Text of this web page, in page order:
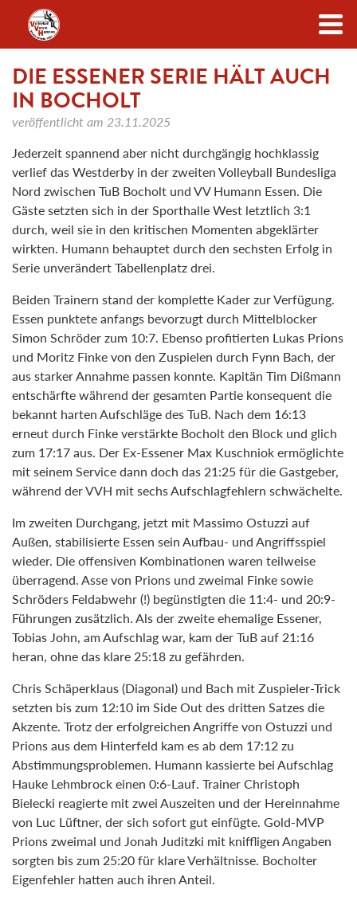
Zum Inhalt
DIE ESSENER SERIE HÄLT AUCH
IN BOCHOLT
veröffentlicht am 23.11.2025
Jederzeit spannend aber nicht durchgängig hochklassig
verlief das Westderby in der zweiten Volleyball Bundesliga
Nord zwischen TuB Bocholt und VV Humann Essen. Die
Gäste setzten sich in der Sporthalle West letztlich 3:1
durch, weil sie in den kritischen Momenten abgeklärter
wirkten. Humann behauptet durch den sechsten Erfolg in
Serie unverändert Tabellenplatz drei.
Beiden Trainern stand der komplette Kader zur Verfügung.
Essen punktete anfangs bevorzugt durch Mittelblocker
Simon Schröder zum 10:7. Ebenso profitierten Lukas Prions
und Moritz Finke von den Zuspielen durch Fynn Bach, der
aus starker Annahme passen konnte. Kapitän Tim Dißmann
entschärfte während der gesamten Partie konsequent die
bekannt harten Aufschläge des TuB. Nach dem 16:13
erneut durch Finke verstärkte Bocholt den Block und glich
zum 17:17 aus. Der Ex-Essener Max Kuschniok ermöglichte
mit seinem Service dann doch das 21:25 für die Gastgeber,
während der VVH mit sechs Aufschlagfehlern schwächelte.
Im zweiten Durchgang, jetzt mit Massimo Ostuzzi auf
Außen, stabilisierte Essen sein Aufbau- und Angriffsspiel
wieder. Die offensiven Kombinationen waren teilweise
überragend. Asse von Prions und zweimal Finke sowie
Schröders Feldabwehr (!) begünstigten die 11:4- und 20:9-
Führungen zusätzlich. Als der zweite ehemalige Essener,
Tobias John, am Aufschlag war, kam der TuB auf 21:16
heran, ohne das klare 25:18 zu gefährden.
Chris Schäperklaus (Diagonal) und Bach mit Zuspieler-Trick
setzten bis zum 12:10 im Side Out des dritten Satzes die
Akzente. Trotz der erfolgreichen Angriffe von Ostuzzi und
Prions aus dem Hinterfeld kam es ab dem 17:12 zu
Abstimmungsproblemen. Humann kassierte bei Aufschlag
Hauke Lehmbrock einen 0:6-Lauf. Trainer Christoph
Bielecki reagierte mit zwei Auszeiten und der Hereinnahme
von Luc Lüftner, der sich sofort gut einfügte. Gold-MVP
Prions zweimal und Jonah Juditzki mit kniffligen Angaben
sorgten bis zum 25:20 für klare Verhältnisse. Bocholter
Eigenfehler hatten auch ihren Anteil.